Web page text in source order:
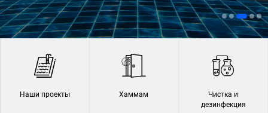
Наши проекты Хаммам
Чистка и
дезинфекция